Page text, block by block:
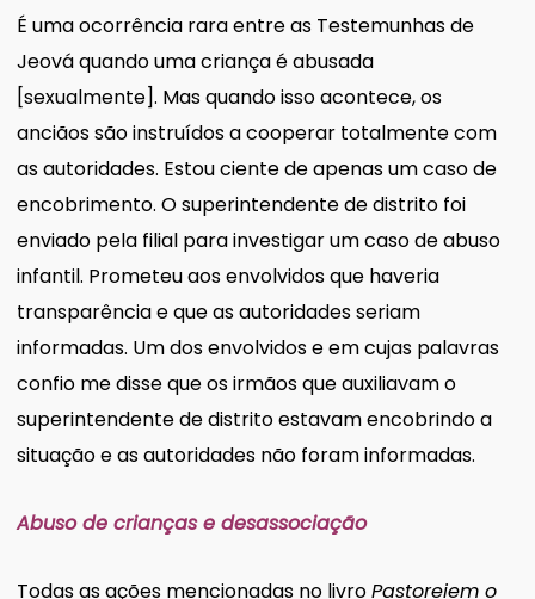
É uma ocorrência rara entre as Testemunhas de
Jeová quando uma criança é abusada
[sexualmente]. Mas quando isso acontece, os
anciãos são instruídos a cooperar totalmente com
as autoridades. Estou ciente de apenas um caso de
encobrimento. O superintendente de distrito foi
enviado pela filial para investigar um caso de abuso
infantil. Prometeu aos envolvidos que haveria
transparência e que as autoridades seriam
informadas. Um dos envolvidos e em cujas palavras
confio me disse que os irmãos que auxiliavam o
superintendente de distrito estavam encobrindo a
situação e as autoridades não foram informadas.
Abuso de crianças e desassociação
Todas as ações mencionadas no livroPastoreiem o